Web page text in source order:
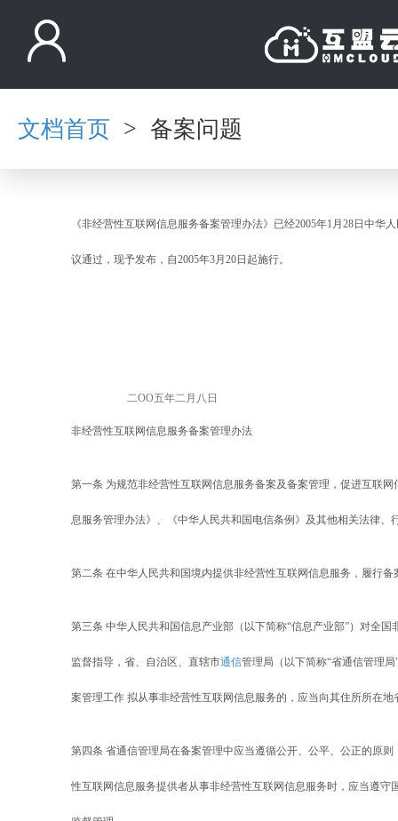
文档首页 > 备案问题
《非经营性互联网信息服务备案管理办法》已经2005年1月28日中华
议通过，现予发布，自2005年3月20日起施行。
二OO五年二月八日
非经营性互联网信息服务备案管理办法
第一条 为规范非经营性互联网信息服务备案及备案管理，促进互联
息服务管理办法》、《中华人民共和国电信条例》及其他相关法律
第二条 在中华人民共和国境内提供非经营性互联网信息服务，履行
第三条 中华人民共和国信息产业部（以下简称“信息产业部”）对全
监督指导，省、自治区、直辖市通信管理局（以下简称“省通信管理
案管理工作 拟从事非经营性互联网信息服务的，应当向其住所所在
第四条 省通信管理局在备案管理中应当遵循公开、公平、公正的原
性互联网信息服务提供者从事非经营性互联网信息服务时，应当遵守